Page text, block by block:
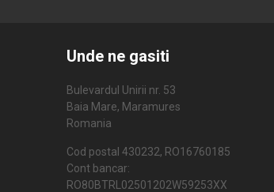
Unde ne gasiti
Bulevardul Unirii nr. 53
Baia Mare, Maramures
Romania
Cod postal 430232, RO16760185
Cont bancar:
RO80BTRL02501202W59253XX